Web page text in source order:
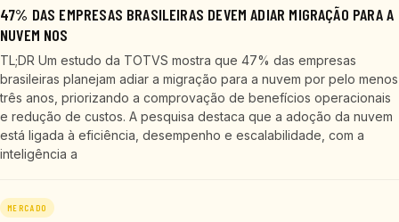
47% DAS EMPRESAS BRASILEIRAS DEVEM ADIAR MIGRAÇÃO PARA A
NUVEM NOS
TL;DR Um estudo da TOTVS mostra que 47% das empresas
brasileiras planejam adiar a migração para a nuvem por pelo menos
três anos, priorizando a comprovação de benefícios operacionais
e redução de custos. A pesquisa destaca que a adoção da nuvem
está ligada à eficiência, desempenho e escalabilidade, com a
inteligência a
MERCADO